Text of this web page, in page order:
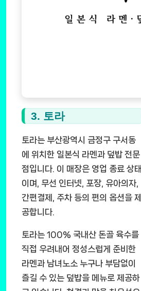
3. 토라
토라는 부산광역시 금정구 구서동
에 위치한 일본식 라멘과 덮밥 전문
점입니다. 이 매장은 영업 종료 상태
이며, 무선 인터넷, 포장, 유아의자,
간편결제, 주차 등의 편의 옵션을 제
공합니다.
토라는 100% 국내산 돈골 육수를
직접 우려내어 정성스럽게 준비한
라멘과 남녀노소 누구나 부담없이
즐길 수 있는 덮밥을 메뉴로 제공하